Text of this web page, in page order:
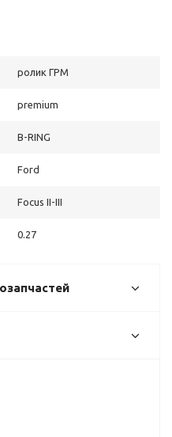
ролик ГРМ
premium
B-RING
Ford
Focus II-III
0.27